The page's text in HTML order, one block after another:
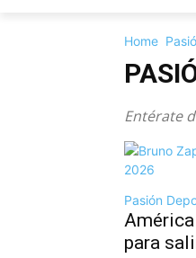
Home
Entérate
Pasión
para